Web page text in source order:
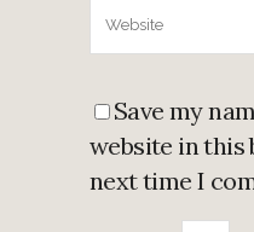
Save my
website in this
next time I